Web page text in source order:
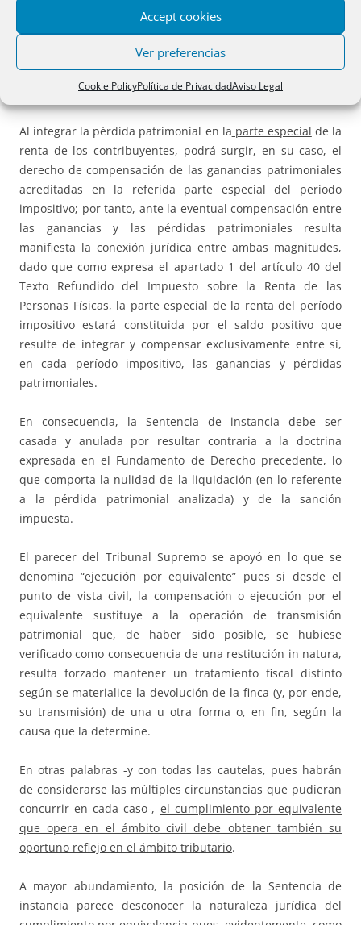
Accept cookies
Ver preferencias
Cookie PolicyPolítica de PrivacidadAviso Legal
sustitutiva o por el equivalente, de aquella restitución
comportauna pérdida patrimonial a integrar en la parte
especial de la renta del periodo impositivo
es el caso, concurren el resto de las circunstancias
legalmente previstas.”
Al integrar la pérdida patrimonial en la parte especial de la
renta de los contribuyentes, podrá surgir, en su caso, el
derecho de compensación de las ganancias patrimoniales
acreditadas en la referida parte especial del periodo
impositivo; por tanto, ante la eventual compensación entre
las ganancias y las pérdidas patrimoniales resulta
manifiesta la conexión jurídica entre ambas magnitudes,
dado que como expresa el apartado 1 del artículo 40 del
Texto Refundido del Impuesto sobre la Renta de las
Personas Físicas, la parte especial de la renta del período
impositivo estará constituida por el saldo positivo que
resulte de integrar y compensar exclusivamente entre sí,
en cada período impositivo, las ganancias y pérdidas
patrimoniales.
En consecuencia, la Sentencia de instancia debe ser
casada y anulada por resultar contraria a la doctrina
expresada en el Fundamento de Derecho precedente, lo
que comporta la nulidad de la liquidación (en lo referente
a la pérdida patrimonial analizada) y de la sanción
impuesta.
El parecer del Tribunal Supremo se apoyó en lo que se
denomina “ejecución por equivalente” pues si desde el
punto de vista civil, la compensación o ejecución por el
equivalente sustituye a la operación de transmisión
patrimonial que, de haber sido posible, se hubiese
verificado como consecuencia de una restitución in natura,
resulta forzado mantener un tratamiento fiscal distinto
según se materialice la devolución de la finca (y, por ende,
su transmisión) de una u otra forma o, en fin, según la
causa que la determine.
En otras palabras -y con todas las cautelas, pues habrán
de considerarse las múltiples circunstancias que pudieran
concurrir en cada caso-, el cumplimiento por equivalente
que opera en el ámbito civil debe obtener también su
oportuno reflejo en el ámbito tributario.
A mayor abundamiento, la posición de la Sentencia de
instancia parece desconocer la naturaleza jurídica del